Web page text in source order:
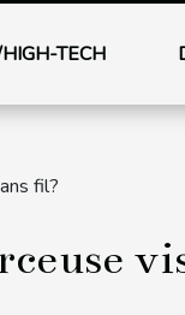
TECH
fil?